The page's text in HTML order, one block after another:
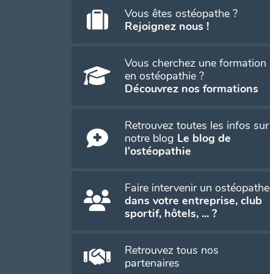
Vous êtes ostéopathe ?
Rejoignez nous !
Vous cherchez une formation
en ostéopathie ?
Découvrez nos formations
Retrouvez toutes les infos sur
notre blog Le blog de
l'ostéopathie
Faire intervenir un ostéopathe
dans votre entreprise, club
sportif, hôtels, ... ?
Retrouvez tous nos
partenaires